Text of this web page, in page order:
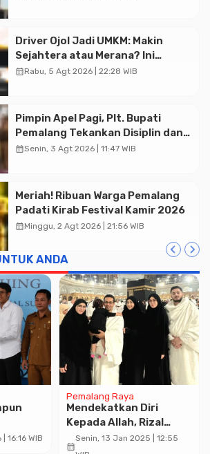
Advertisment
Driver Ojol Jadi UMKM: Makin
Sejahtera atau Merana? Ini
Temuan Diskusi Paramadina
calendar_monthRabu, 5 Agt 2026 | 22:28 WIB
Pimpin Apel Pagi, Plt. Bupati
Pemalang Tekankan Disiplin dan
Soliditas ASN untuk Pelayanan
calendar_monthSenin, 3 Agt 2026 | 11:47 WIB
Meriah! Ribuan Warga Pemalang
Padati Kirab Festival Kamir 2026
calendar_monthMinggu, 2 Agt 2026 | 21:56 WIB
ANDA
Bupati
16:16 WIB
Pemalang Raya
Mendekatkan Diri
Kepada Allah, Rizal
Bawazier Menunaikan
Ibadah Umroh
calendar_month
Senin, 13 Jan 2025 | 12:55